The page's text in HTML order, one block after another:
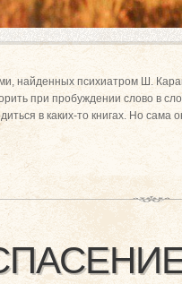
найденных психиатром Ш.
при пробуждении слово в
в каких-то книгах. Но сама